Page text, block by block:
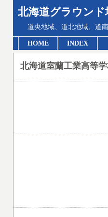
北海道グラウンド
道央地域、道北地域、道
HOME INDEX
北海道室蘭工業高等